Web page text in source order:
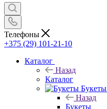
Телефоны
+375 (29) 101-21-10
Каталог
Назад
Каталог
Букеты
Назад
Букеты